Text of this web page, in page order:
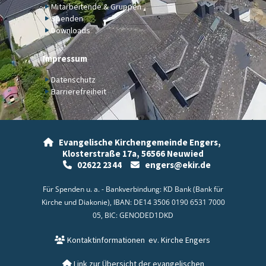
Mitarbeitende & Gruppen
Spenden
Downloads
Impressum
Datenschutz
Barrierefreiheit

Evangelische Kirchengemeinde Engers,
Klosterstraße 17a, 56566 Neuwied
02622 2344 engers@ekir.de
Für Spenden u. a. - Bankverbindung: KD Bank (Bank für
Kirche und Diakonie), IBAN: DE14 3506 0190 6531 7000
05, BIC: GENODED1DKD
Kontaktinformationen ev. Kirche Engers
Link zur Übersicht der evangelischen